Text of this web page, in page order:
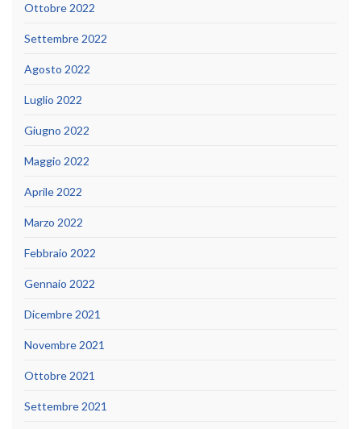
Ottobre 2022
Settembre 2022
Agosto 2022
Luglio 2022
Giugno 2022
Maggio 2022
Aprile 2022
Marzo 2022
Febbraio 2022
Gennaio 2022
Dicembre 2021
Novembre 2021
Ottobre 2021
Settembre 2021